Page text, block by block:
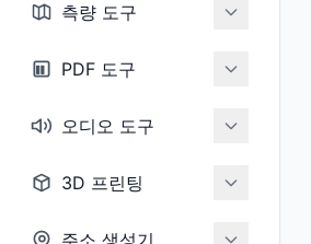
측량 도구
PDF 도구
오디오 도구
3D 프린팅
주소 생성기